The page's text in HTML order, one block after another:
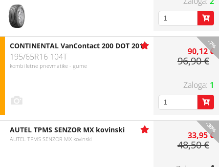
-7%
CONTINENTAL VanContact 200 DOT 2017
195/65R16 104T
kombi letne pnevmatike - gume
90,12 €
96,90 €
1
-30%
AUTEL TPMS SENZOR MX kovinski
AUTEL TPMS SENZOR MX kovinski 33,95 €
48,50 €